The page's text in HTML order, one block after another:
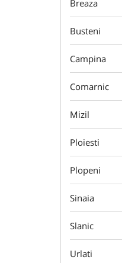
Breaza
Busteni
Campina
Comarnic
Mizil
Ploiesti
Plopeni
Sinaia
Slanic
Urlati